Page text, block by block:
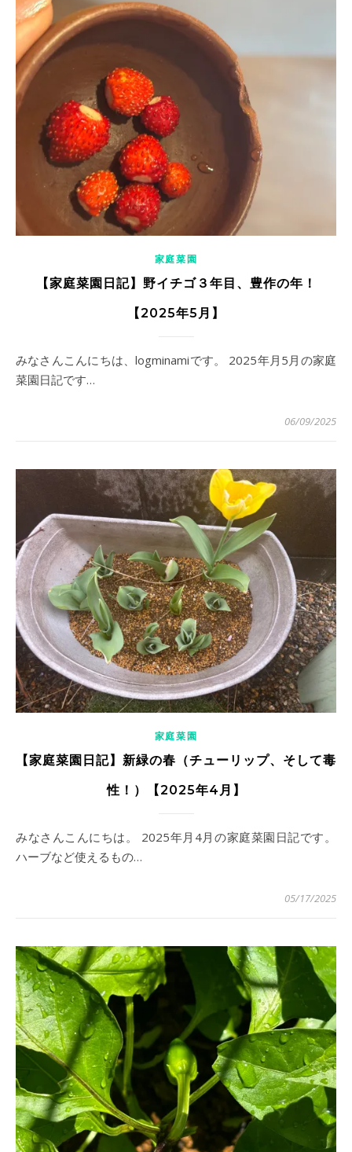
家庭菜園
【家庭菜園日記】野イチゴ３年目、豊作の年！
【2025年5月】
みなさんこんにちは、logminamiです。 2025年月5月の家庭
菜園日記です…
06/09/2025
家庭菜園
【家庭菜園日記】新緑の春（チューリップ、そして毒
性！）【2025年4月】
みなさんこんにちは。 2025年月4月の家庭菜園日記です。
ハーブなど使えるもの…
05/17/2025